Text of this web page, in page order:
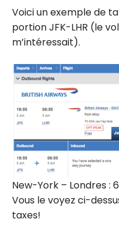
Voici un exemple de
portion JFK-LHR (le
m’intéressait).
New-York – Londres :
Vous le voyez ci-
taxes!